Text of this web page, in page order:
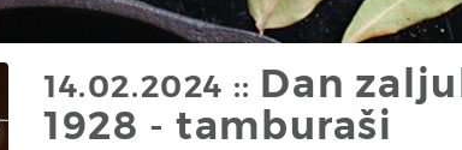
14.02.2024 :: Dan
1928 - tamburaši